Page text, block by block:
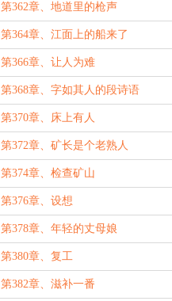
第362章、地道里的枪声
第364章、江面上的船来了
第366章、让人为难
第368章、字如其人的段诗语
第370章、床上有人
第372章、矿长是个老熟人
第374章、检查矿山
第376章、设想
第378章、年轻的丈母娘
第380章、复工
第382章、滋补一番